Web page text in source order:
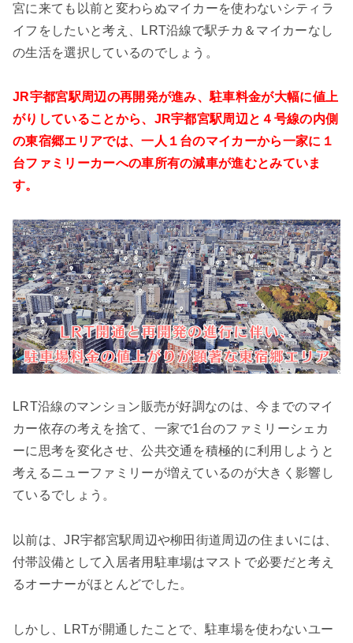
宮に来ても以前と変わらぬマイカーを使わないシティラ
イフをしたいと考え、LRT沿線で駅チカ＆マイカーなし
の生活を選択しているのでしょう。
JR宇都宮駅周辺の再開発が進み、駐車料金が大幅に値上
がりしていることから、JR宇都宮駅周辺と４号線の内側
の東宿郷エリアでは、一人１台のマイカーから一家に１
台ファミリーカーへの車所有の減車が進むとみていま
す。
LRT沿線のマンション販売が好調なのは、今までのマイ
カー依存の考えを捨て、一家で1台のファミリーシェカ
ーに思考を変化させ、公共交通を積極的に利用しようと
考えるニューファミリーが増えているのが大きく影響し
ているでしょう。
以前は、JR宇都宮駅周辺や柳田街道周辺の住まいには、
付帯設備として入居者用駐車場はマストで必要だと考え
るオーナーがほとんどでした。
しかし、LRTが開通したことで、駐車場を使わないユー